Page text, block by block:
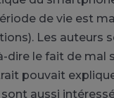
de vie est
Les auteurs
dire le fait de
pouvait
aussi